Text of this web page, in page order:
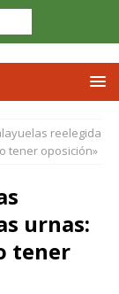
reelegida
tener oposición»
urnas:
tener